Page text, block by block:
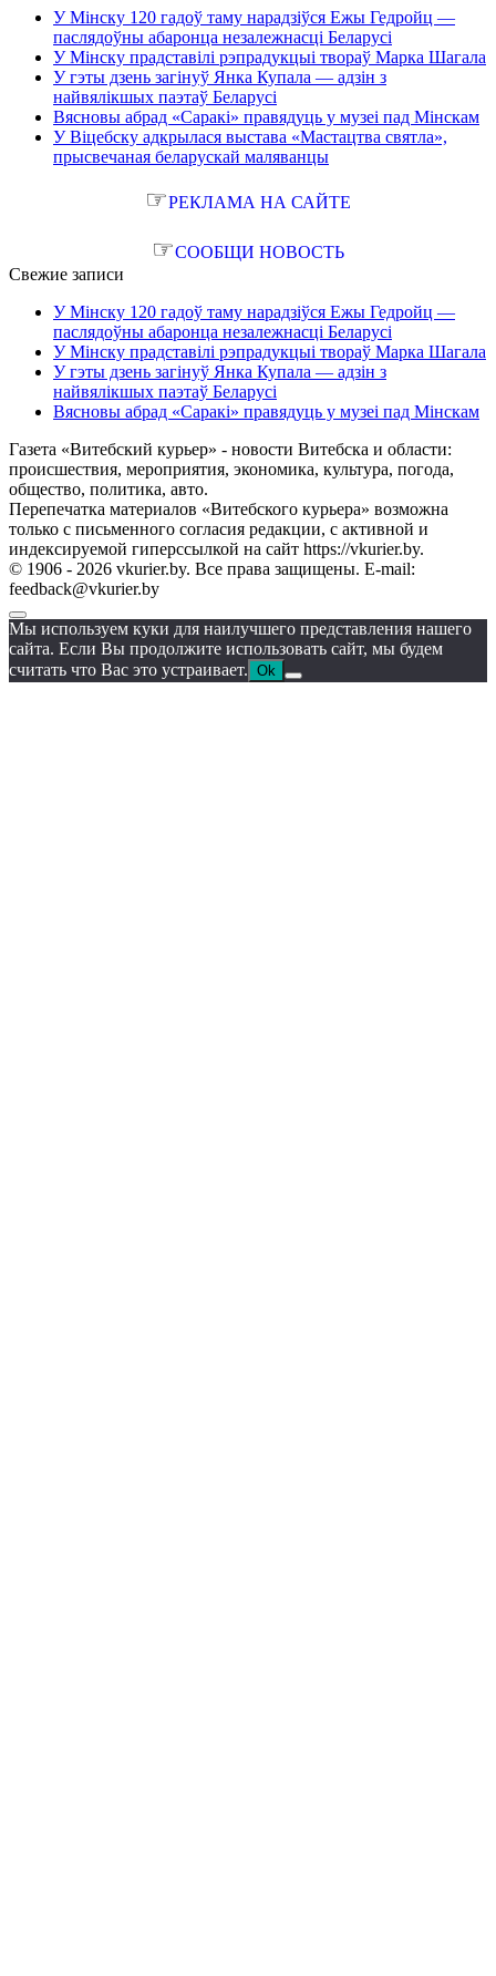
У Мінску 120 гадоў таму нарадзіўся Ежы Гедройц —
паслядоўны абаронца незалежнасці Беларусі
У Мінску прадставілі рэпрадукцыі твораў Марка Шагала
У гэты дзень загінуў Янка Купала — адзін з
найвялікшых паэтаў Беларусі
Вясновы абрад «Саракі» правядуць у музеі пад Мінскам
У Віцебску адкрылася выстава «Мастацтва святла»,
прысвечаная беларускай маляванцы
☞РЕКЛАМА НА САЙТЕ
☞СООБЩИ НОВОСТЬ
Свежие записи
У Мінску 120 гадоў таму нарадзіўся Ежы Гедройц —
паслядоўны абаронца незалежнасці Беларусі
У Мінску прадставілі рэпрадукцыі твораў Марка Шагала
У гэты дзень загінуў Янка Купала — адзін з
найвялікшых паэтаў Беларусі
Вясновы абрад «Саракі» правядуць у музеі пад Мінскам
Газета «Витебский курьер» - новости Витебска и области:
происшествия, мероприятия, экономика, культура, погода,
общество, политика, авто.
Перепечатка материалов «Витебского курьера» возможна
только с письменного согласия редакции, с активной и
индексируемой гиперссылкой на сайт https://vkurier.by.
© 1906 - 2026 vkurier.by. Все права защищены. E-mail:
feedback@vkurier.by
Мы используем куки для наилучшего представления нашего
сайта. Если Вы продолжите использовать сайт, мы будем
считать что Вас это устраивает. Ok